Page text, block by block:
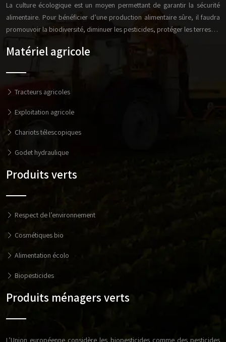
La culture écologique est un moyen permettant de garantir la sécurité
alimentaire. Pour bénéficier d’une production alimentaire sûre, il faudra
promouvoir la biodiversité, diminuer les pesticides, protéger les terres…
Matériel agricole
Tracteurs agricoles
Exploitation agricole
Chariots télescopiques
Godet hydraulique
Produits verts
Respect de l’environnement
Cosmétiques bio
Alimentation écolo
Biopesticides
Produits ménagers verts
L’Union européenne considère les biopesticides comme des pesticides